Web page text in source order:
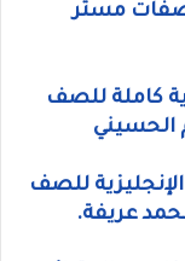
مستر
كاملة للصف
الحسيني
للصف
عريفة.